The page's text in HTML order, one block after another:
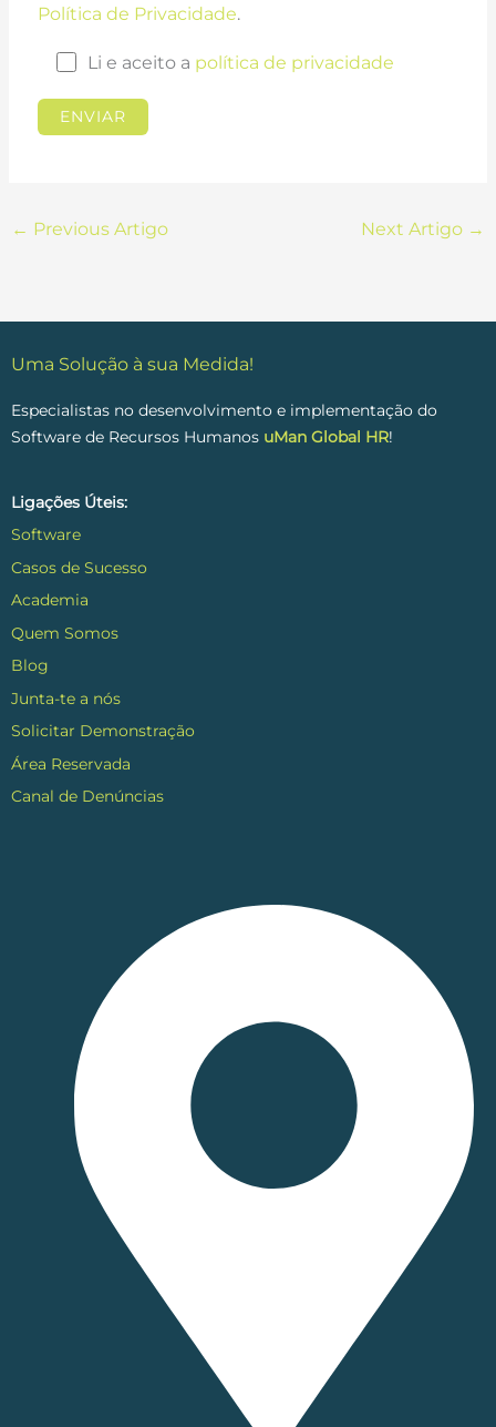
Política de Privacidade.
Li e aceito a política de privacidade
← Previous Artigo Next Artigo →
Uma Solução à sua Medida!
Especialistas no desenvolvimento e implementação do
Software de Recursos Humanos uMan Global HR!
Ligações Úteis:
Software
Casos de Sucesso
Academia
Quem Somos
Blog
Junta-te a nós
Solicitar Demonstração
Área Reservada
Canal de Denúncias